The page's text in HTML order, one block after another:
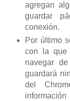
agregan
guardar
conexión.
Por último
con la que
navegar
guardará
del